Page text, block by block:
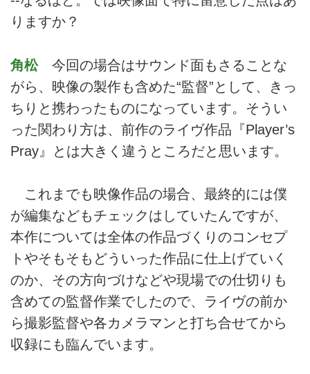
りますか？
角松今回の場合はサウンド面もさることな
がら、映像の製作も含めた“監督”として、きっ
ちりと携わったものになっています。そうい
った関わり方は、前作のライヴ作品『Player’s
Pray』とは大きく違うところだと思います。
これまでも映像作品の場合、最終的には僕
が編集などもチェックはしていたんですが、
本作については全体の作品づくりのコンセプ
トやそもそもどういった作品に仕上げていく
のか、その方向づけなどや現場での仕切りも
含めての監督作業でしたので、ライヴの前か
ら撮影監督や各カメラマンと打ち合せてから
収録にも臨んでいます。